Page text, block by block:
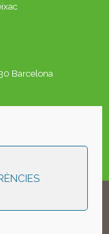
Barcelona